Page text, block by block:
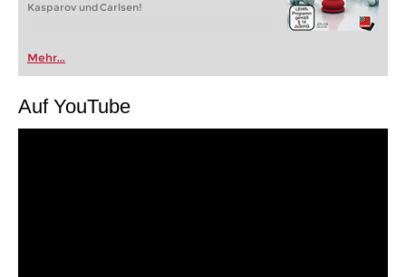
Kasparov und Carlsen!
Mehr...
Auf YouTube